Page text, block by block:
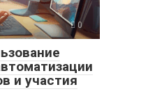
0
и участия